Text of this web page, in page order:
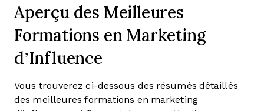
Aperçu des Meilleures
Formations en Marketing
d’Influence
Vous trouverez ci-dessous des résumés détaillés
des meilleures formations en marketing